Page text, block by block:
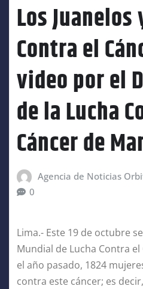
Los Juanelos
Contra el
video por el
de la Lucha
Cáncer de
Agencia de Noticias
0
Lima.- Este 19 de octubre
Mundial de Lucha Contra
el año pasado, 1824
contra este cáncer; es